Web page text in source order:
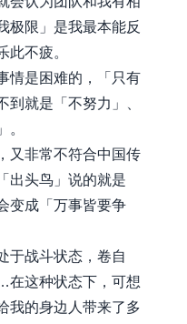
极限」是我最本能反
此不疲。
情是困难的，「只有
就是「不努力」、
。
又非常不符合中国传
出头鸟」说的就是
变成「万事皆要争
于战斗状态，卷自
这种状态下，可想
我的身边人带来了多